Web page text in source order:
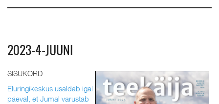
2023-4-JUUNI
SISUKORD
Eluringikeskus usaldab igal
päeval, et Jumal varustab